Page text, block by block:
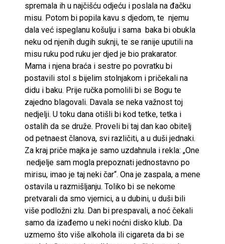
spremala ih u najčišću odjeću i poslala na đačku
misu. Potom bi popila kavu s djedom, te njemu
dala već ispeglanu košulju i sama baka bi obukla
neku od njenih dugih suknji, te se ranije uputili na
misu ruku pod ruku jer djed je bio prakarator.
Mama i njena braća i sestre po povratku bi
postavili stol s bijelim stolnjakom i pričekali na
didu i baku. Prije ručka pomolili bi se Bogu te
zajedno blagovali. Davala se neka važnost toj
nedjelji. U toku dana otišli bi kod tetke, tetka i
ostalih da se druže. Proveli bi taj dan kao obitelj
od petnaest članova, svi različiti, a u duši jednaki.
Za kraj priče majka je samo uzdahnula i rekla: „One
nedjelje sam mogla prepoznati jednostavno po
mirisu, imao je taj neki čar“. Ona je zaspala, a mene
ostavila u razmišljanju. Toliko bi se nekome
pretvarali da smo vjernici, a u dubini, u duši bili
više podložni zlu. Dan bi prespavali, a noć čekali
samo da izađemo u neki noćni disko klub. Da
uzmemo što više alkohola ili cigareta da bi se